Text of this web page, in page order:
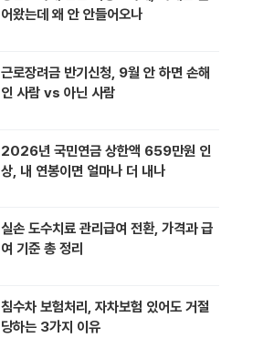
어왔는데 왜 안 안들어오나
근로장려금 반기신청, 9월 안 하면 손해
인 사람 vs 아닌 사람
2026년 국민연금 상한액 659만원 인
상, 내 연봉이면 얼마나 더 내나
실손 도수치료 관리급여 전환, 가격과 급
여 기준 총 정리
침수차 보험처리, 자차보험 있어도 거절
당하는 3가지 이유